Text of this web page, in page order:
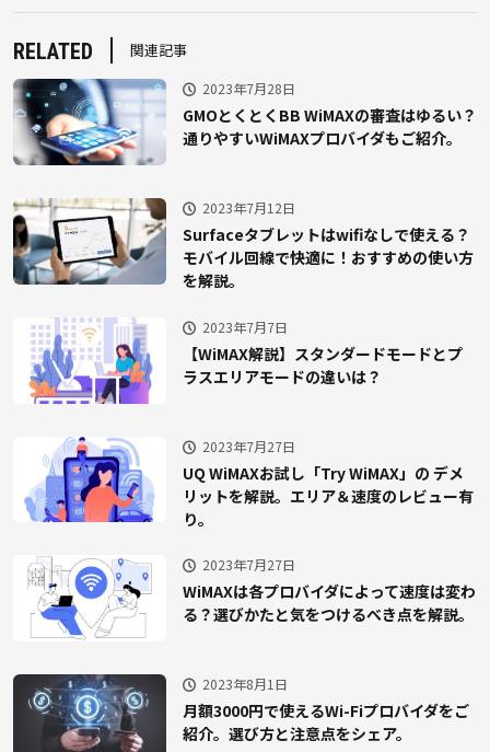
RELATED 関連記事
2023年7月28日
GMOとくとくBB WiMAXの審査はゆるい？
通りやすいWiMAXプロバイダもご紹介。
2023年7月12日
Surfaceタブレットはwifiなしで使える？
モバイル回線で快適に！おすすめの使い方
を解説。
2023年7月7日
【WiMAX解説】スタンダードモードとプ
ラスエリアモードの違いは？
2023年7月27日
UQ WiMAXお試し「Try WiMAX」の デメ
リットを解説。エリア＆速度のレビュー有
り。
2023年7月27日
WiMAXは各プロバイダによって速度は変わ
る？選びかたと気をつけるべき点を解説。
2023年8月1日
月額3000円で使えるWi-Fiプロバイダをご
紹介。選び方と注意点をシェア。